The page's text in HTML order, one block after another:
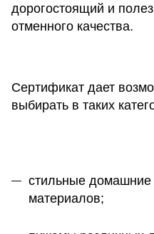
дорогостоящий и
отменного качества.
Сертификат дает
выбирать в таких
стильные домашние
материалов;